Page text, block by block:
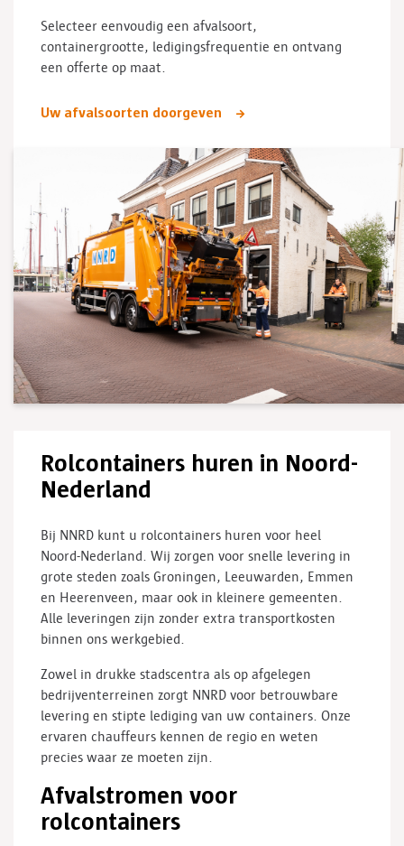
Selecteer eenvoudig een afvalsoort,
containergrootte, ledigingsfrequentie en ontvang
een offerte op maat.
Uw afvalsoorten doorgeven
Rolcontainers huren in Noord-
Nederland
Bij NNRD kunt u rolcontainers huren voor heel
Noord-Nederland. Wij zorgen voor snelle levering in
grote steden zoals Groningen, Leeuwarden, Emmen
en Heerenveen, maar ook in kleinere gemeenten.
Alle leveringen zijn zonder extra transportkosten
binnen ons werkgebied.
Zowel in drukke stadscentra als op afgelegen
bedrijventerreinen zorgt NNRD voor betrouwbare
levering en stipte lediging van uw containers. Onze
ervaren chauffeurs kennen de regio en weten
precies waar ze moeten zijn.
Afvalstromen voor
rolcontainers